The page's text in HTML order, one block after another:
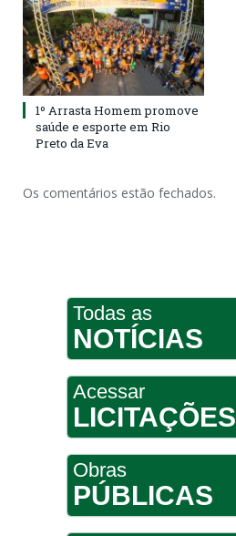
1º Arrasta Homem promove
saúde e esporte em Rio
Preto da Eva
Os comentários estão fechados.
Todas as
NOTÍCIAS
Acessar
LICITAÇÕES
Obras
PÚBLICAS